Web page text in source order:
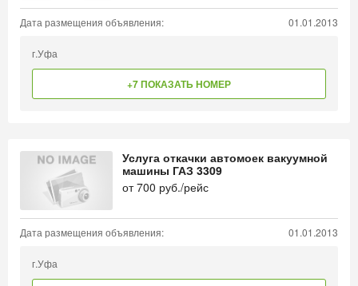
Дата размещения объявления: 01.01.2013
г.Уфа
+7 ПОКАЗАТЬ НОМЕР
Услуга откачки автомоек вакуумной
машины ГАЗ 3309
от700 руб./рейс
Дата размещения объявления: 01.01.2013
г.Уфа